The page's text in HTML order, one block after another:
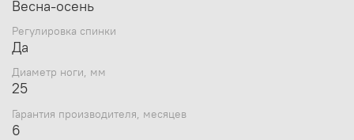
Вес: 8,78 кг
Нагрузка - до 120 кг
Весна-осень
Регулировка спинки
Да
Диаметр ноги, мм
25
Гарантия производителя, месяцев
6